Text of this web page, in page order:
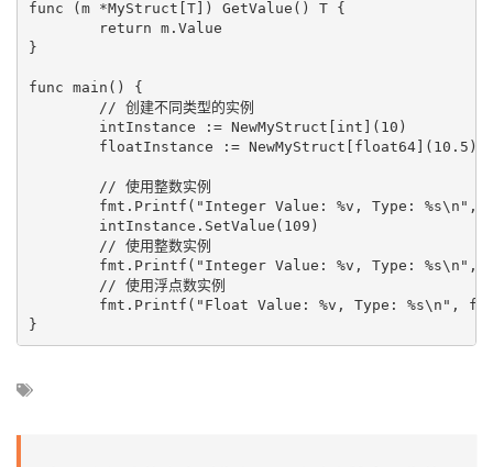
func (m *MyStruct[T]) GetValue() T {
}
func main() {